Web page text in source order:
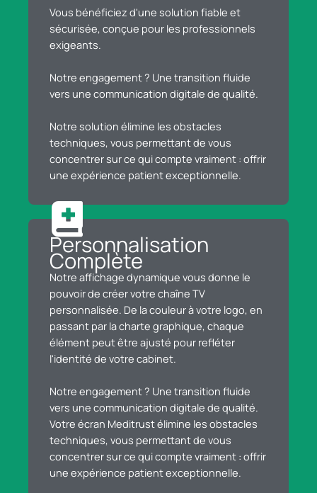
Vous bénéficiez d'une solution fiable et
sécurisée, conçue pour les professionnels
exigeants.
Notre engagement ? Une transition fluide
vers une communication digitale de qualité.
Notre solution élimine les obstacles
techniques, vous permettant de vous
concentrer sur ce qui compte vraiment : offrir
une expérience patient exceptionnelle.
Personnalisation
Complète
Notre affichage dynamique vous donne le
pouvoir de créer votre chaîne TV
personnalisée. De la couleur à votre logo, en
passant par la charte graphique, chaque
élément peut être ajusté pour refléter
l'identité de votre cabinet.
Notre engagement ? Une transition fluide
vers une communication digitale de qualité.
Votre écran Meditrust élimine les obstacles
techniques, vous permettant de vous
concentrer sur ce qui compte vraiment : offrir
une expérience patient exceptionnelle.